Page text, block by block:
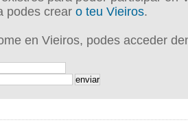
podes crear o teu Vieiros.
en Vieiros, podes acceder